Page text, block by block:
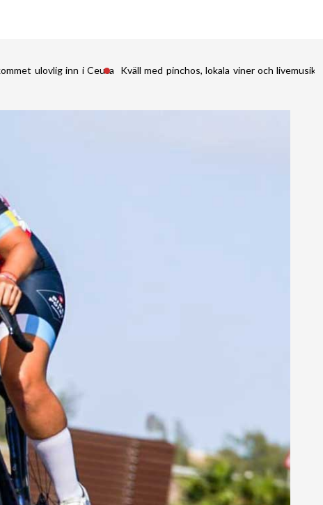
ulovlig inn i Ceuta Kväll med pinchos, lokala viner och livemusik